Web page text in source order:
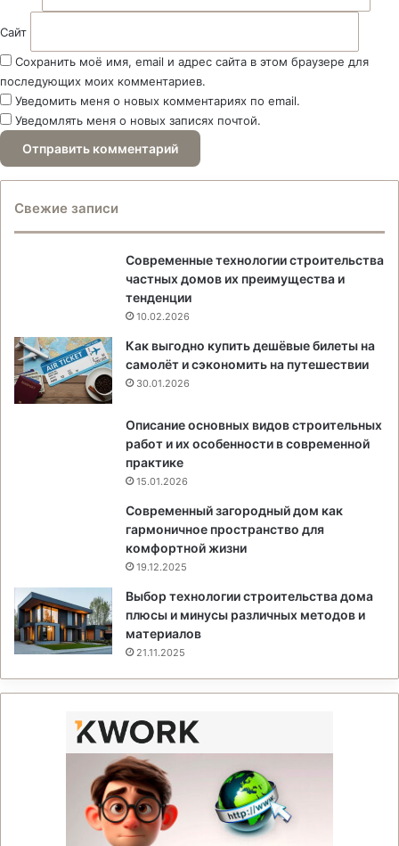
Сайт
Сохранить моё имя, email и адрес сайта в этом браузере для
последующих моих комментариев.
Уведомить меня о новых комментариях по email.
Уведомлять меня о новых записях почтой.
Свежие записи
Современные технологии строительства
частных домов их преимущества и
тенденции
10.02.2026
Как выгодно купить дешёвые билеты на
самолёт и сэкономить на путешествии
30.01.2026
Описание основных видов строительных
работ и их особенности в современной
практике
15.01.2026
Современный загородный дом как
гармоничное пространство для
комфортной жизни
19.12.2025
Выбор технологии строительства дома
плюсы и минусы различных методов и
материалов
21.11.2025